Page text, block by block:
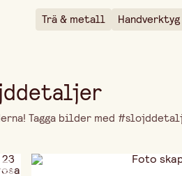
Trä & metall Handverktyg
Tagga bilder med